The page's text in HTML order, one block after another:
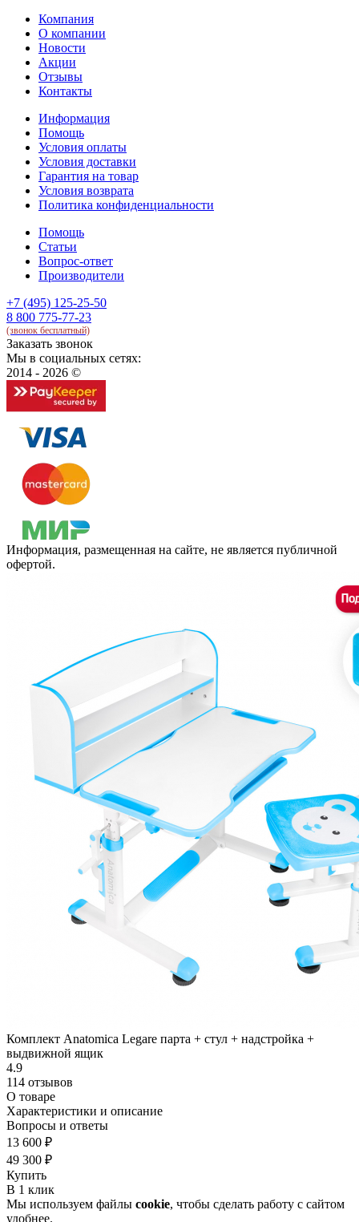
Компания
О компании
Новости
Акции
Отзывы
Контакты
Информация
Помощь
Условия оплаты
Условия доставки
Гарантия на товар
Условия возврата
Политика конфиденциальности
Помощь
Статьи
Вопрос-ответ
Производители
+7 (495) 125-25-50
8 800 775-77-23
(звонок бесплатный)
Заказать звонок
Мы в социальных сетях:
2014 - 2026 ©
Информация, размещенная на сайте, не является публичной
офертой.
Комплект Anatomica Legare парта + стул + надстройка +
выдвижной ящик
4.9
114 отзывов
О товаре
Характеристики и описание
Вопросы и ответы
13 600 ₽
49 300 ₽
Купить
В 1 клик
Мы используем файлы cookie, чтобы сделать работу с сайтом
удобнее.